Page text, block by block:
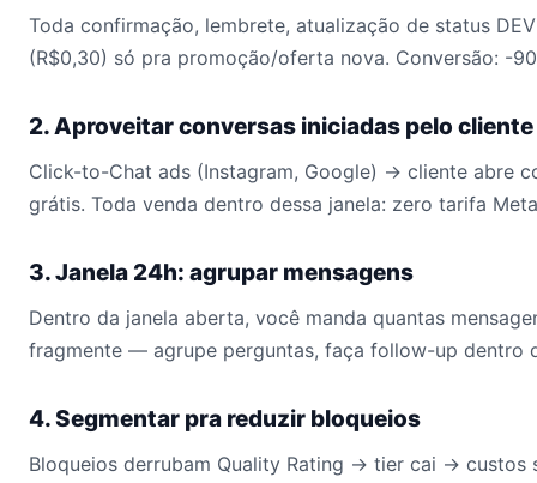
Toda confirmação, lembrete, atualização de status
(R$0,30) só pra promoção/oferta nova. Conversão: -
2. Aproveitar conversas iniciadas pelo
Click-to-Chat ads (Instagram, Google) → cliente abre
grátis. Toda venda dentro dessa janela: zero tarifa
3. Janela 24h: agrupar mensagens
Dentro da janela aberta, você manda quantas
fragmente — agrupe perguntas, faça follow-up dentro
4. Segmentar pra reduzir bloqueios
Bloqueios derrubam Quality Rating → tier cai → custos